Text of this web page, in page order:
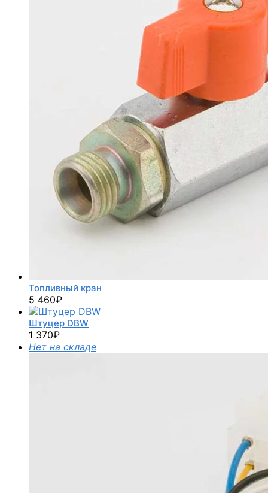
Топливный кран
5 460₽
Штуцер DBW
1 370₽
Нет на складе